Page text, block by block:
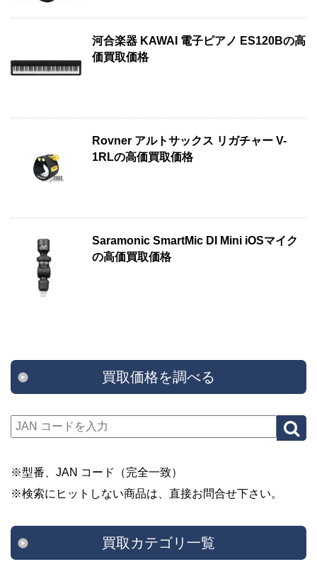
河合楽器 KAWAI 電子ピアノ ES120Bの高
価買取価格
Rovner アルトサックス リガチャー V-
1RLの高価買取価格
Saramonic SmartMic DI Mini iOSマイク
の高価買取価格
買取価格を調べる
※型番、JAN コード（完全一致）
※検索にヒットしない商品は、直接お問合せ下さい。
買取カテゴリ一覧